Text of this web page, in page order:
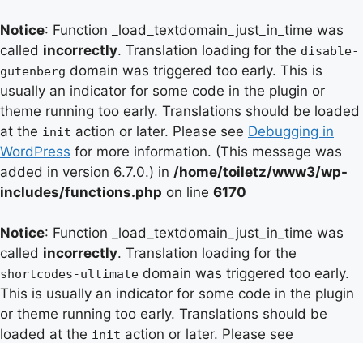
Notice: Function _load_textdomain_just_in_time was
called incorrectly. Translation loading for the disable-
gutenberg domain was triggered too early. This is
usually an indicator for some code in the plugin or
theme running too early. Translations should be loaded
at the init action or later. Please see Debugging in
WordPress for more information. (This message was
added in version 6.7.0.) in /home/toiletz/www3/wp-
includes/functions.php on line 6170
Notice: Function _load_textdomain_just_in_time was
called incorrectly. Translation loading for the
shortcodes-ultimate domain was triggered too early.
This is usually an indicator for some code in the plugin
or theme running too early. Translations should be
loaded at the init action or later. Please see